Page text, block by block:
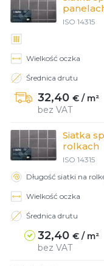
ISO 14315
Wielkość oczka
Średnica drutu
32,40 € / m²
bez VAT
Siatka
rolkach
ISO 14315
Długość siatki na
Wielkość oczka
Średnica drutu
32,40 € / m²
bez VAT